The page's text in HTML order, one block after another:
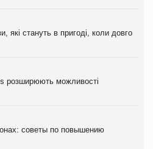
які стануть в пригоді, коли довго
розширюють можливості
советы по повышению